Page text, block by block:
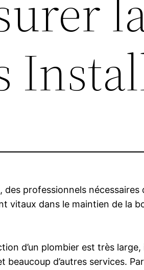
des professionnels
vitaux dans le maintien de la
d’un plombier est très
beaucoup d’autres services.